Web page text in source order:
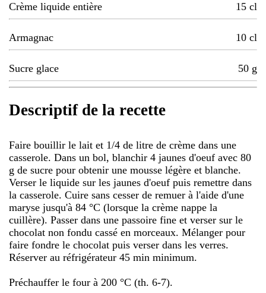
Crème liquide entière
15 cl
Armagnac 10 cl
Sucre glace 50 g
Descriptif de la recette
Faire bouillir le lait et 1/4 de litre de crème dans une
casserole. Dans un bol, blanchir 4 jaunes d'oeuf avec 80
g de sucre pour obtenir une mousse légère et blanche.
Verser le liquide sur les jaunes d'oeuf puis remettre dans
la casserole. Cuire sans cesser de remuer à l'aide d'une
maryse jusqu'à 84 °C (lorsque la crème nappe la
cuillère). Passer dans une passoire fine et verser sur le
chocolat non fondu cassé en morceaux. Mélanger pour
faire fondre le chocolat puis verser dans les verres.
Réserver au réfrigérateur 45 min minimum.
Préchauffer le four à 200 °C (th. 6-7).